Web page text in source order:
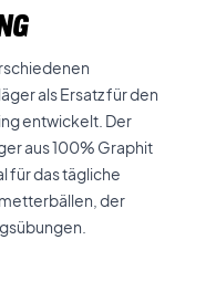
als Ersatz für den
entwickelt. Der
aus 100% Graphit
für das tägliche
der